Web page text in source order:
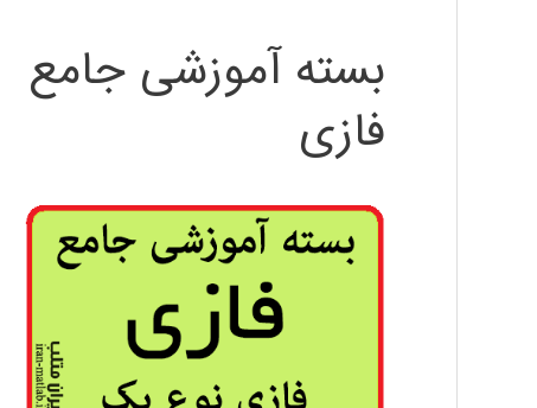
بسته آموزشی جامع
فازی